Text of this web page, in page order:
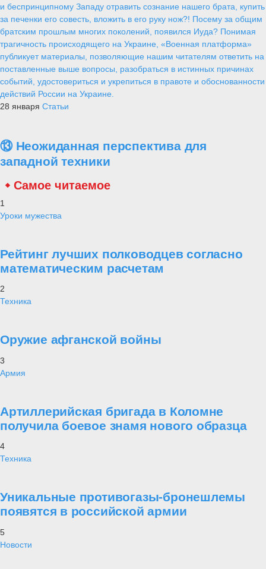
и беспринципному Западу отравить сознание нашего брата, купить
за печенки его совесть, вложить в его руку нож?! Посему за общим
братским прошлым многих поколений, появился Иуда? Понимая
трагичность происходящего на Украине, «Военная платформа»
публикует материалы, позволяющие нашим читателям ответить на
поставленные выше вопросы, разобраться в истинных причинах
событий, удостовериться и укрепиться в правоте и обоснованности
действий России на Украине.
28 января Статьи
⑬ Неожиданная перспектива для
западной техники
Самое читаемое
1
Уроки мужества
Рейтинг лучших полководцев согласно
математическим расчетам
2
Техника
Оружие афганской войны
3
Армия
Артиллерийская бригада в Коломне
получила боевое знамя нового образца
4
Техника
Уникальные противогазы-бронешлемы
появятся в российской армии
5
Новости